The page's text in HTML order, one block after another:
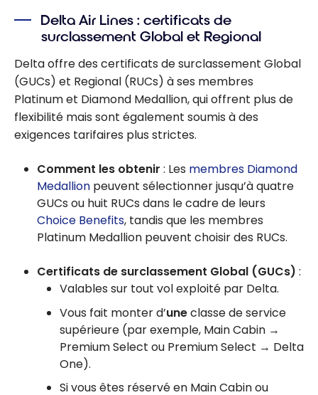
statut élite
d’American
Airlines
Delta Air Lines : certificats de
surclassement Global et Regional
Delta offre des certificats de surclassement Global
(GUCs) et Regional (RUCs) à ses membres
Platinum et Diamond Medallion, qui offrent plus de
flexibilité mais sont également soumis à des
exigences tarifaires plus strictes.
Comment les obtenir : Les membres Diamond
Medallion peuvent sélectionner jusqu’à quatre
GUCs ou huit RUCs dans le cadre de leurs
Choice Benefits, tandis que les membres
Platinum Medallion peuvent choisir des RUCs.
Certificats de surclassement Global (GUCs) :
Valables sur tout vol exploité par Delta.
Vous fait monter d’uneclasse de service
supérieure (par exemple, Main Cabin →
Premium Select ou Premium Select → Delta
One).
Si vous êtes réservé en Main Cabin ou